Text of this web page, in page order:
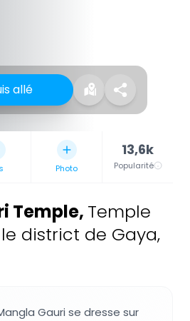
allé
Photo
13,6k
Popularité
Temple, Temple
district de Gaya,
Gauri se dresse sur